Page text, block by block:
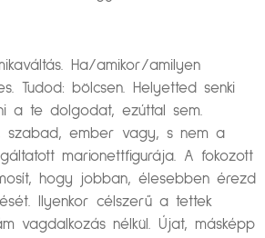
Ha/amikor/amilyen
Tudod: bölcsen. Helyetted senki
a te dolgodat, ezúttal sem.
szabad, ember vagy, s nem a
marionettfigurája. A fokozott
hogy jobban, élesebben érezd
Ilyenkor célszerű a tettek
vagdalkozás nélkül. Újat, másképp